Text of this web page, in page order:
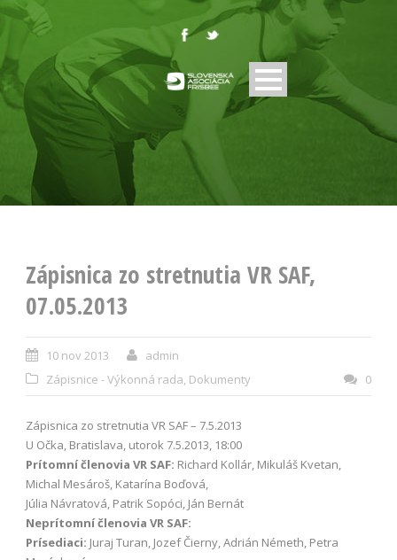
Zápisnica zo stretnutia VR SAF,
07.05.2013
10 nov 2013
admin
Zápisnice - Výkonná rada, Dokumenty 0
Zápisnica zo stretnutia VR SAF – 7.5.2013
U Očka, Bratislava, utorok 7.5.2013, 18:00
Prítomní členovia VR SAF: Richard Kollár, Mikuláš Kvetan,
Michal Mesároš, Katarína Boďová,
Júlia Návratová, Patrik Sopóci, Ján Bernát
Neprítomní členovia VR SAF:
Prísediaci: Juraj Turan, Jozef Čierny, Adrián Németh, Petra